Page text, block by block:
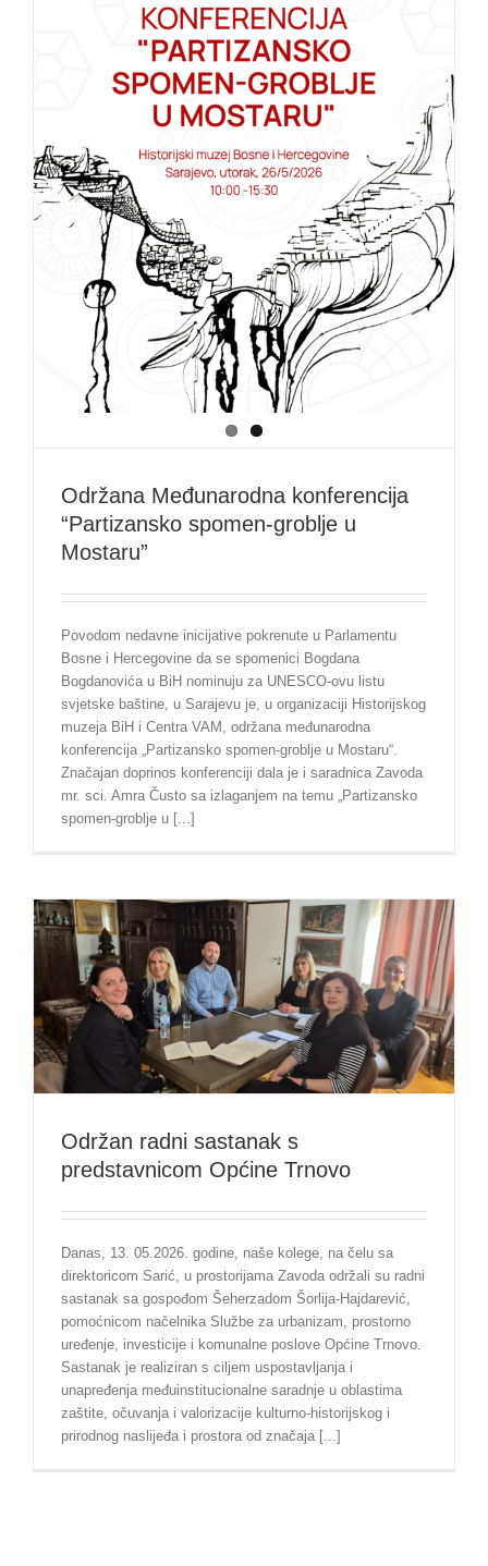
Održana Međunarodna konferencija
“Partizansko spomen-groblje u
Mostaru”
Povodom nedavne inicijative pokrenute u Parlamentu
Bosne i Hercegovine da se spomenici Bogdana
Bogdanovića u BiH nominuju za UNESCO-ovu listu
svjetske baštine, u Sarajevu je, u organizaciji Historijskog
muzeja BiH i Centra VAM, održana međunarodna
konferencija „Partizansko spomen-groblje u Mostaru“.
Značajan doprinos konferenciji dala je i saradnica Zavoda
mr. sci. Amra Čusto sa izlaganjem na temu „Partizansko
spomen-groblje u [...]
Održan radni sastanak s
predstavnicom Općine Trnovo
Danas, 13. 05.2026. godine, naše kolege, na čelu sa
direktoricom Sarić, u prostorijama Zavoda održali su radni
sastanak sa gospođom Šeherzadom Šorlija-Hajdarević,
pomoćnicom načelnika Službe za urbanizam, prostorno
uređenje, investicije i komunalne poslove Općine Trnovo.
Sastanak je realiziran s ciljem uspostavljanja i
unapređenja međuinstitucionalne saradnje u oblastima
zaštite, očuvanja i valorizacije kulturno-historijskog i
prirodnog naslijeđa i prostora od značaja [...]